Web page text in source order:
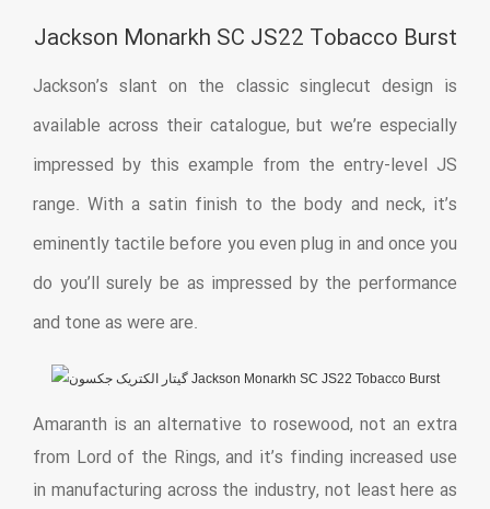
Jackson Monarkh SC JS22 Tobacco Burst
Jackson’s slant on the classic singlecut design is
available across their catalogue, but we’re especially
impressed by this example from the entry-level JS
range. With a satin finish to the body and neck, it’s
eminently tactile before you even plug in and once you
do you’ll surely be as impressed by the performance
and tone as were are.
Amaranth is an alternative to rosewood, not an extra
from Lord of the Rings, and it’s finding increased use
in manufacturing across the industry, not least here as